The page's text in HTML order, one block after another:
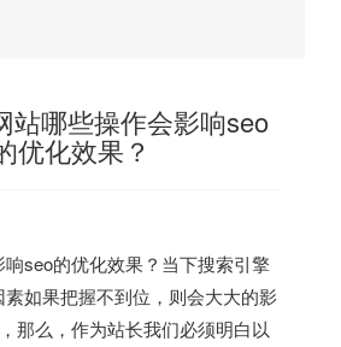
站哪些操作会影响seo
优化效果？
seo的优化效果？当下搜索引擎
如果把握不到位，则会大大的影
那么，作为站长我们必须明白以